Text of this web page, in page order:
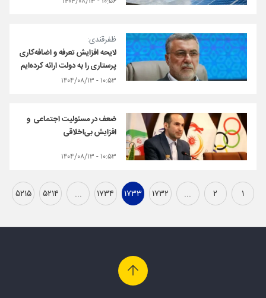
ظفرقندی:
لایحه افزایش تعرفه و اضافه‌کاری
پرستاری را به دولت ارائه کرده‌ایم
۱۰:۵۳ - ۱۴۰۴/۰۸/۱۳
ضعف در مسئولیت اجتماعی و
افزایش بی‌اخلاقی
۱۰:۵۳ - ۱۴۰۴/۰۸/۱۳
۱ ۲ ... ۱۷۳۲ ۱۷۳۳ ۱۷۳۴ ... ۵۲۱۴ ۵۲۱۵